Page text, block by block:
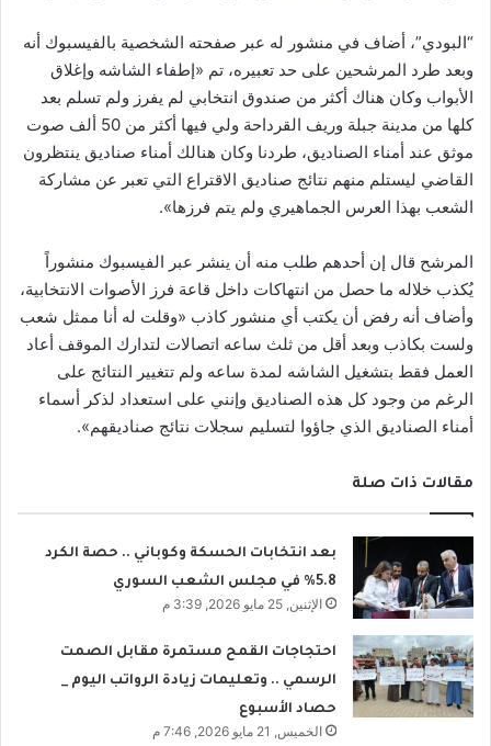
“البودي”، أضاف في منشور له عبر صفحته الشخصية بالفيسبوك أنه
وبعد طرد المرشحين على حد تعبيره، تم «إطفاء الشاشه وإغلاق
الأبواب وكان هناك أكثر من صندوق انتخابي لم يفرز ولم تسلم بعد
كلها من مدينة جبلة وريف القرداحة ولي فيها أكثر من 50 ألف صوت
موثق عند أمناء الصناديق، طردنا وكان هنالك أمناء صناديق ينتظرون
القاضي ليستلم منهم نتائج صناديق الاقتراع التي تعبر عن مشاركة
الشعب بهذا العرس الجماهيري ولم يتم فرزها».
المرشح قال إن أحدهم طلب منه أن ينشر عبر الفيسبوك منشوراً
يُكذب خلاله ما حصل من انتهاكات داخل قاعة فرز الأصوات الانتخابية،
وأضاف أنه رفض أن يكتب أي منشور كاذب «وقلت له أنا ممثل شعب
ولست بكاذب وبعد أقل من ثلث ساعه اتصالات لتدارك الموقف أعاد
العمل فقط بتشغيل الشاشه لمدة ساعه ولم تتغيير النتائج على
الرغم من وجود كل هذه الصناديق وإنني على استعداد لذكر أسماء
أمناء الصناديق الذي جاؤوا لتسليم سجلات نتائج صناديقهم».
مقالات ذات صلة
بعد انتخابات الحسكة وكوباني .. حصة الكرد
5.8% في مجلس الشعب السوري
الإثنين, 25 مايو 2026, 3:39 م
احتجاجات القمح مستمرة مقابل الصمت
الرسمي .. وتعليمات زيادة الرواتب اليوم _
حصاد الأسبوع
الخميس, 21 مايو 2026, 7:46 م